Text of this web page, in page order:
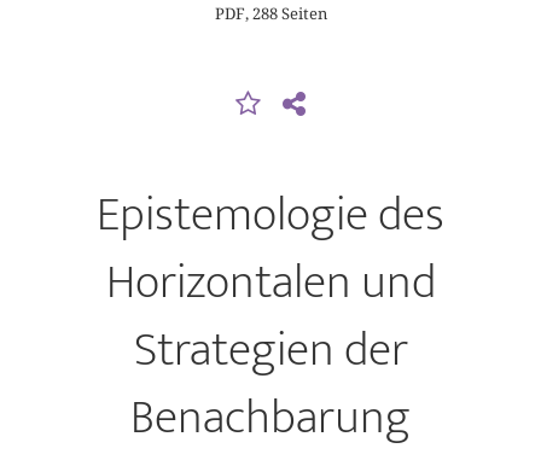
PDF, 288 Seiten
Epistemologie des
Horizontalen und
Strategien der
Benachbarung